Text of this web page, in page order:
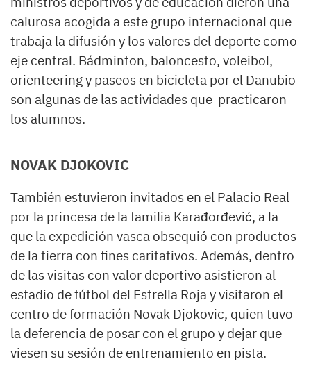
calurosa acogida a este grupo internacional que
trabaja la difusión y los valores del deporte como
eje central. Bádminton, baloncesto, voleibol,
orienteering y paseos en bicicleta por el Danubio
son algunas de las actividades que practicaron
los alumnos.
NOVAK DJOKOVIC
También estuvieron invitados en el Palacio Real
por la princesa de la familia Karađorđević, a la
que la expedición vasca obsequió con productos
de la tierra con fines caritativos. Además, dentro
de las visitas con valor deportivo asistieron al
estadio de fútbol del Estrella Roja y visitaron el
centro de formación Novak Djokovic, quien tuvo
la deferencia de posar con el grupo y dejar que
viesen su sesión de entrenamiento en pista.